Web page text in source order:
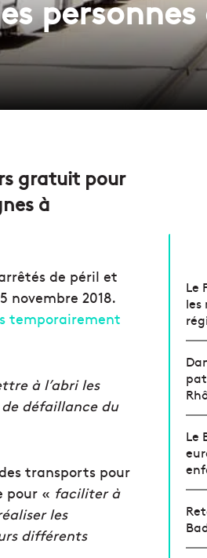
gratuit pour
à
de péril et
novembre 2018.
temporairement
à l’abri les
défaillance du
transports pour
pour « faciliter à
les
différents
Le
les
Le